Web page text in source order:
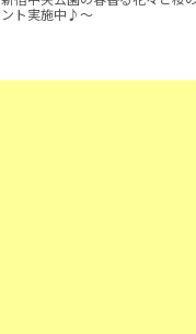
ント実施中♪～